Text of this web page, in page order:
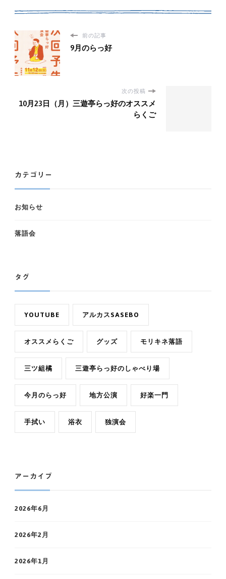
前の記事
9月のらっ好
次の投稿
10月23日（月）三遊亭らっ好のオススメ
らくご
カテゴリー
お知らせ
落語会
タグ
YOUTUBE アルカスSASEBO
オススメらくご グッズ モリキネ落語
三ツ組橘 三遊亭らっ好のしゃべり場
今月のらっ好 地方公演 好楽一門
手拭い 浴衣 独演会
アーカイブ
2026年6月
2026年2月
2026年1月